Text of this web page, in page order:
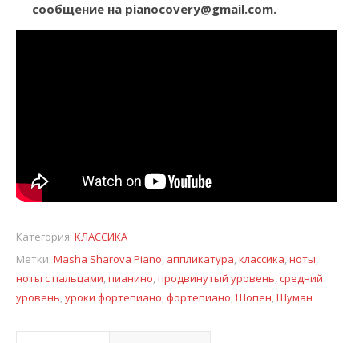
сообщение на pianocovery@gmail.com.
Категория: КЛАССИКА
Метки: Masha Sharova Piano, аппликатура,классика,ноты,
ноты с пальцами,пианино,продвинутый уровень,средний
уровень,уроки фортепиано,фортепиано,Шопен,Шуман